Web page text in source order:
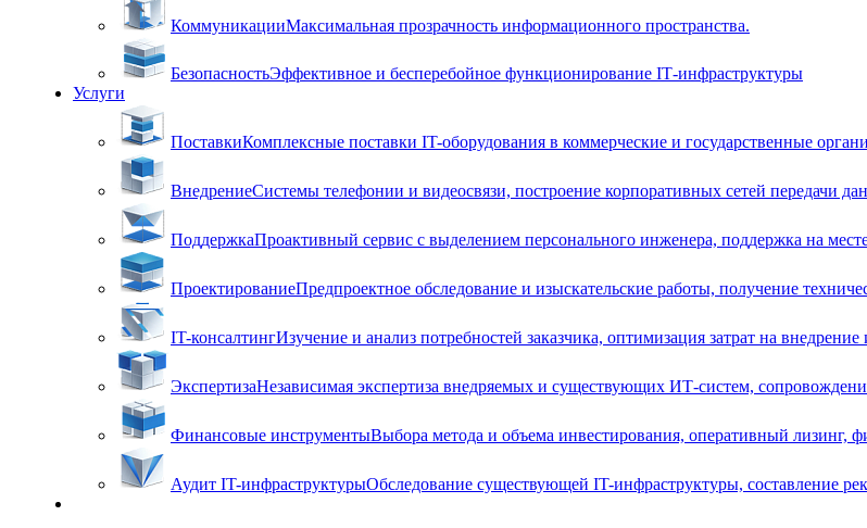
КоммуникацииМаксимальная прозрачность информационного пространства.
БезопасностьЭффективное и бесперебойное функционирование IТ-инфраструктуры
Услуги
ПоставкиКомплексные поставки IT-оборудования в коммерческие и государственные
ВнедрениеСистемы телефонии и видеосвязи, построение корпоративных сетей передачи
ПоддержкаПроактивный сервис с выделением персонального инженера, поддержка на
ПроектированиеПредпроектное обследование и изыскательские работы, получение
IT-консалтингИзучение и анализ потребностей заказчика, оптимизация затрат на
ЭкспертизаНезависимая экспертиза внедряемых и существующих ИТ-систем,
Финансовые инструментыВыбора метода и объема инвестирования, оперативный лизинг,
Аудит IT-инфраструктурыОбследование существующей IT-инфраструктуры, составление